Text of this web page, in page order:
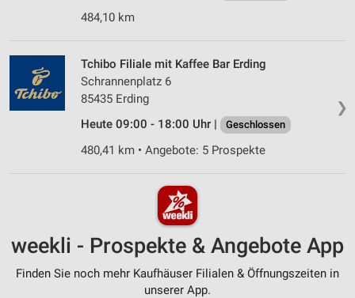
484,10 km
❯
Tchibo Filiale mit Kaffee Bar Erding
Schrannenplatz 6
85435 Erding
Heute 09:00 - 18:00 Uhr |
Geschlossen
480,41 km • Angebote: 5 Prospekte
weekli - Prospekte & Angebote App
Finden Sie noch mehr Kaufhäuser Filialen & Öffnungszeiten in
unserer App.